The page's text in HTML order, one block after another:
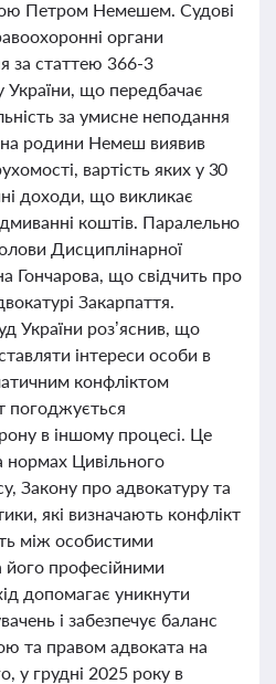
Петром Немешем. Судові
органи
за статтею 366-3
України, що передбачає
за умисне неподання
родини Немеш виявив
вартість яких у 30
доходи, що викликає
коштів. Паралельно
Дисциплінарної
Гончарова, що свідчить про
Закарпаття.
України роз’яснив, що
інтереси особи в
конфліктом
погоджується
в іншому процесі. Це
нормах Цивільного
Закону про адвокатуру та
які визначають конфлікт
між особистими
його професійними
допомагає уникнути
і забезпечує баланс
та правом адвоката на
у грудні 2025 року в